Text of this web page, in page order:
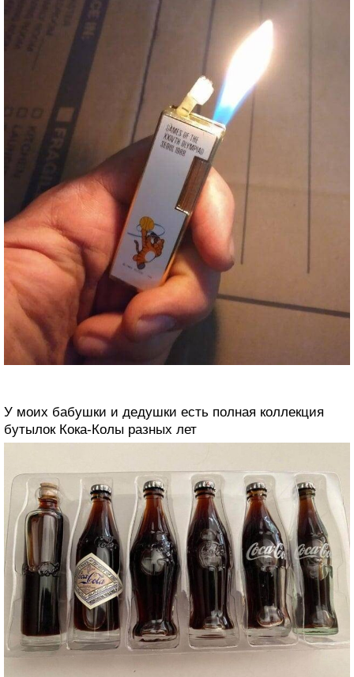
У моих бабушки и дедушки есть полная коллекция
бутылок Кока-Колы разных лет